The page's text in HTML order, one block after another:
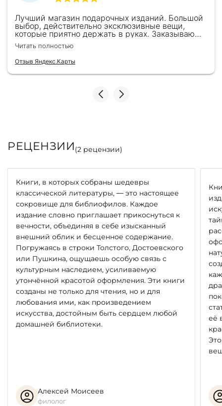
Лучший магазин подарочных изданий. Большой
выбор, действительно эксклюзивные вещи,
которые приятно держать в руках. Заказываю
здесь уже второй раз для бизнес-партнеров,
всегда всё безупречно — от общения с
консультантами до качества самих книг.
Однозначно рекомендую
Читать полностью
Отзыв Яндекс.Карты
РЕЦЕНЗИИ(2 рецензии)
Книги, в которых собраны шедевры
классической литературы, — это настоящее
сокровище для библиофилов. Каждое
издание словно приглашает прикоснуться к
вечности, объединяя в себе изысканный
внешний облик и бесценное содержание.
Погружаясь в строки Толстого, Достоевского
или Пушкина, ощущаешь особую связь с
культурным наследием, усиливаемую
утончённой красотой оформления. Эти книги
созданы не только для чтения, но и для
любования ими, как произведением
искусства, достойным быть сердцем любой
домашней библиотеки.
Алексей Моисеев
филолог
её